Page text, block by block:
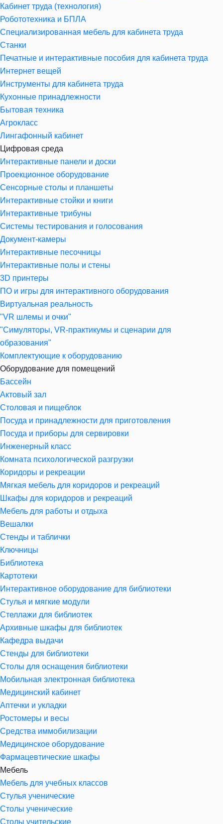
Кабинет труда (технология)
Робототехника и БПЛА
Специализированная мебель для кабинета труда
Станки
Печатные и интерактивные пособия для кабинета труда
Интернет вещей
Инструменты для кабинета труда
Кухонные принадлежности
Бытовая техника
Агрокласс
Лингафонный кабинет
Цифровая среда
Интерактивные панели и доски
Проекционное оборудование
Сенсорные столы и планшеты
Интерактивные стойки и книги
Интерактивные трибуны
Системы тестирования и голосования
Документ-камеры
Интерактивные песочницы
Интерактивные полы и стены
3D принтеры
ПО и игры для интерактивного оборудования
Виртуальная реальность
"VR шлемы и очки"
"Симуляторы, VR-практикумы и сценарии для
образования"
Комплектующие к оборудованию
Оборудование для помещений
Бассейн
Актовый зал
Столовая и пищеблок
Посуда и принадлежности для приготовления
Посуда и приборы для сервировки
Инженерный класс
Комната психологической разгрузки
Коридоры и рекреации
Мягкая мебель для коридоров и рекреаций
Шкафы для коридоров и рекреаций
Мебель для работы и отдыха
Вешалки
Стенды и таблички
Ключницы
Библиотека
Картотеки
Интерактивное оборудование для библиотеки
Стулья и мягкие модули
Стеллажи для библиотек
Архивные шкафы для библиотек
Кафедра выдачи
Стенды для библиотеки
Столы для оснащения библиотеки
Мобильная электронная библиотека
Медицинский кабинет
Аптечки и укладки
Ростомеры и весы
Средства иммобилизации
Медицинское оборудование
Фармацевтические шкафы
Мебель
Мебель для учебных классов
Стулья ученические
Столы ученические
Столы учительские